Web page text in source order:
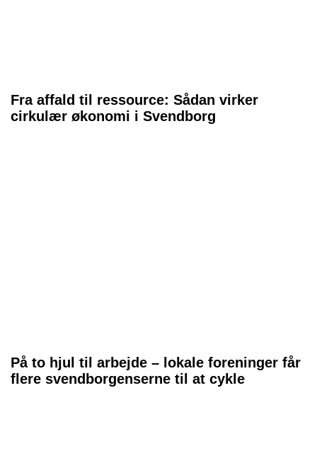
Fra affald til ressource: Sådan virker
cirkulær økonomi i Svendborg
På to hjul til arbejde – lokale foreninger får
flere svendborgenserne til at cykle